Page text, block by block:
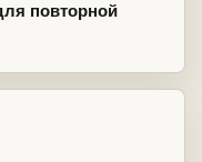
повторной